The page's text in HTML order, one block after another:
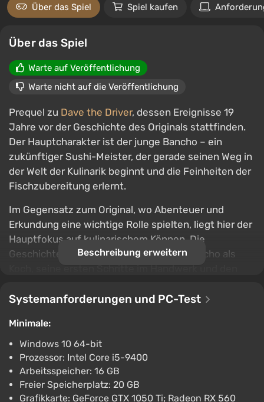
Über das Spiel Spiel kaufen
Über das Spiel
Warte auf Veröffentlichung
Warte nicht auf die Veröffentlichung
Prequel zu Dave the Driver, dessen Ereignisse 19
Jahre vor der Geschichte des Originals stattfinden.
Der Hauptcharakter ist der junge Bancho – ein
zukünftiger Sushi-Meister, der gerade seinen Weg in
der Welt der Kulinarik beginnt und die Feinheiten der
Fischzubereitung erlernt.
Im Gegensatz zum Original, wo Abenteuer und
Erkundung eine wichtige Rolle spielten, liegt hier der
Hauptfokus auf kulinarischem Können. Die
Geschichte zeigt die Entwicklung von Bancho als
zu einem der besten Meister seines Fachs machen
Beschreibung erweitern
Systemanforderungen und PC-Test
Minimale:
Windows 10 64-bit
Prozessor: Intel Core i5-9400
Arbeitsspeicher: 16 GB
Freier Speicherplatz: 20 GB
Grafikkarte: GeForce GTX 1050 Ti; Radeon RX 560